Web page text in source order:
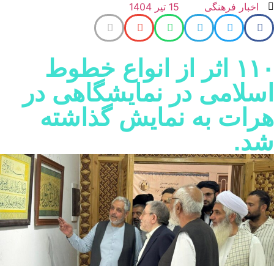
اخبار فرهنگی 15 تیر 1404
۱۱۰ اثر از انواع خطوط
در نمایشگاهی در
به نمایش گذاشته